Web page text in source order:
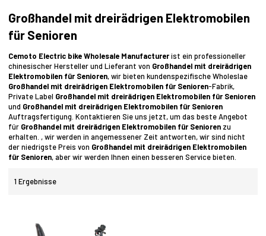
Großhandel mit dreirädrigen Elektromobilen
für Senioren
Cemoto Electric bike Wholesale Manufacturerist ein professioneller
chinesischer Hersteller und Lieferant von Großhandel mit dreirädrigen
Elektromobilen für Senioren, wir bieten kundenspezifische Wholeslae
Großhandel mit dreirädrigen Elektromobilen für Senioren-Fabrik,
Private Label Großhandel mit dreirädrigen Elektromobilen für Senioren
und Großhandel mit dreirädrigen Elektromobilen für Senioren
Auftragsfertigung. Kontaktieren Sie uns jetzt, um das beste Angebot
für Großhandel mit dreirädrigen Elektromobilen für Senioren zu
erhalten. , wir werden in angemessener Zeit antworten, wir sind nicht
der niedrigste Preis von Großhandel mit dreirädrigen Elektromobilen
für Senioren, aber wir werden Ihnen einen besseren Service bieten.
1 Ergebnisse